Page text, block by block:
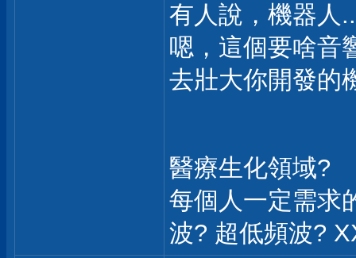
有人說，機器人
嗯，這個要啥音
去壯大你開發的
醫療生化領域?
每個人一定需求
波? 超低頻波?